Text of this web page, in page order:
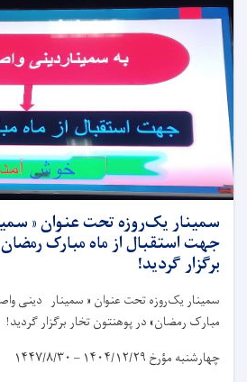
سمینار یک‌روزه تحت عنوان «
جهت استقبال از ماه مبارک
برگزار گردید!
سمینار یک‌روزه تحت عنوان « سمینار دینی
مبارک رمضان» در پوهنتون تخار برگزار گردید!
چهارشنبه مؤرخ ۱۴۰۴/۱۲/۲۹ – ۱۴۴۷/۸/۳۰